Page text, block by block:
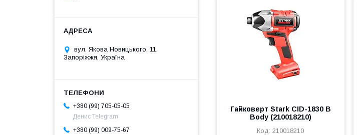
Гайковерт Stark CID-1830 B
Body (210018210)
210018210
вул. Якова Новицького, 11,
Запоріжжя, Україна
+380 (99) 705-05-05
Денис Telegram
+380 (99) 009-75-67